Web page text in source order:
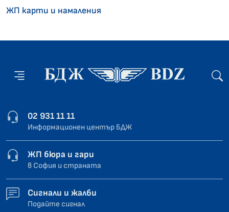
ЖП карти и намаления
02 931 11 11
Информационен център БДЖ
ЖП бюра и гари
в София и страната
Сигнали и жалби
Подайте сигнал